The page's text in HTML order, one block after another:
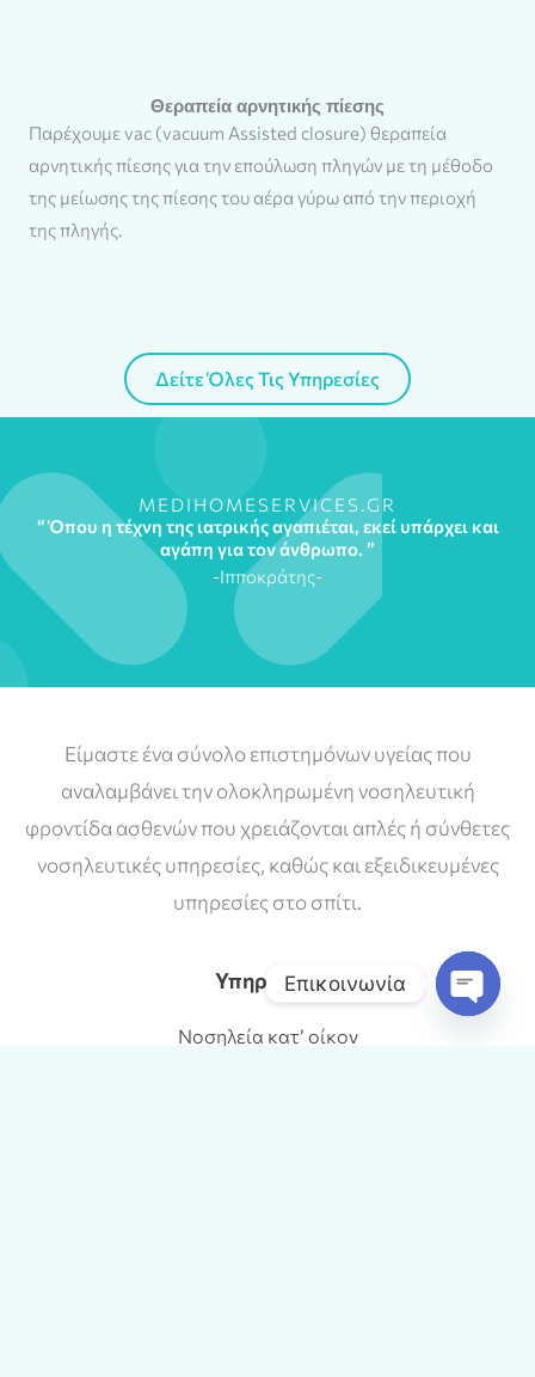
Θεραπεία αρνητικής πίεσης
Παρέχουμε vac (vacuum Assisted closure) θεραπεία
αρνητικής πίεσης για την επούλωση πληγών με τη μέθοδο
της μείωσης της πίεσης του αέρα γύρω από την περιοχή
της πληγής.
Δείτε Όλες Τις Υπηρεσίες
MEDIHOMESERVICES.GR
“ Όπου η τέχνη της ιατρικής αγαπιέται, εκεί υπάρχει και
αγάπη για τον άνθρωπο. ”
-Ιπποκράτης-
Είμαστε ένα σύνολο επιστημόνων υγείας που
αναλαμβάνει την ολοκληρωμένη νοσηλευτική
φροντίδα ασθενών που χρειάζονται απλές ή σύνθετες
νοσηλευτικές υπηρεσίες, καθώς και εξειδικευμένες
υπηρεσίες στο σπίτι.
Υπηρεσίες
Νοσηλεία κατ’ οίκον
Επικοινωνία
Open